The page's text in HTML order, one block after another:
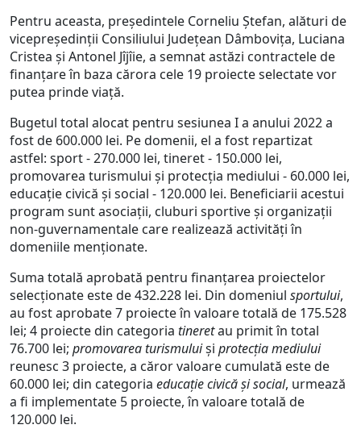
Pentru aceasta, președintele Corneliu Ștefan, alături de
vicepreședinții Consiliului Județean Dâmbovița, Luciana
Cristea și Antonel Jîjîie, a semnat astăzi contractele de
finanțare în baza cărora cele 19 proiecte selectate vor
putea prinde viață.
Bugetul total alocat pentru sesiunea I a anului 2022 a
fost de 600.000 lei. Pe domenii, el a fost repartizat
astfel: sport - 270.000 lei, tineret - 150.000 lei,
promovarea turismului și protecția mediului - 60.000 lei,
educație civică și social - 120.000 lei. Beneficiarii acestui
program sunt asociații, cluburi sportive și organizații
non-guvernamentale care realizează activități în
domeniile menționate.
Suma totală aprobată pentru finanțarea proiectelor
selecționate este de 432.228 lei. Din domeniul sportului,
au fost aprobate 7 proiecte în valoare totală de 175.528
lei; 4 proiecte din categoria tineretau primit în total
76.700 lei; promovarea turismuluiși protecția mediului
reunesc 3 proiecte, a căror valoare cumulată este de
60.000 lei; din categoria educație civică și social, urmează
a fi implementate 5 proiecte, în valoare totală de
120.000 lei.